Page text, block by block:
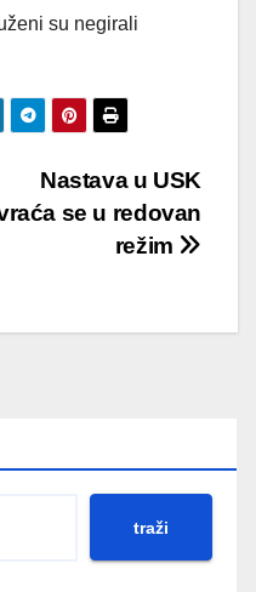
su negirali
Nastava u USK
se u redovan
režim
traži